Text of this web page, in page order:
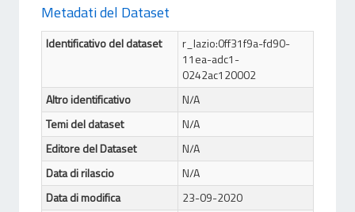
Metadati del Dataset
Identificativo del dataset
r_lazio:0ff31f9a-fd90-
11ea-adc1-
0242ac120002
Altro identificativo
N/A
Temi del dataset
N/A
Editore del Dataset
N/A
Data di rilascio
N/A
Data di modifica
23-09-2020